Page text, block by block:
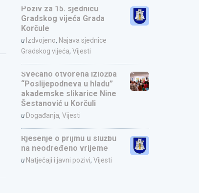
Poziv za 15. sjednicu
Gradskog vijeća Grada
Korčule
u Izdvojeno, Najava sjednice
Gradskog vijeća, Vijesti
Svečano otvorena izložba
“Poslijepodneva u hladu”
akademske slikarice Nine
Šestanović u Korčuli
u Događanja, Vijesti
Rješenje o prijmu u službu
na neodređeno vrijeme
u Natječaji i javni pozivi, Vijesti